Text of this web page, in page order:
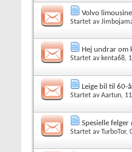
Volvo
Startet av
Hej undrar om
Startet av kenta68,
Leige bil til 60-
Startet avAartun,
Spesielle felger
Startet avTurboTor,